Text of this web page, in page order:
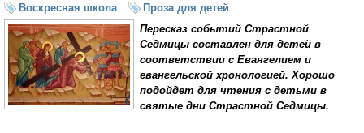
Воскресная школа
Проза для детей
Пересказ событий Страстной
Седмицы составлен для детей в
соответствии с Евангелием и
евангельской хронологией. Хорошо
подойдет для чтения с детьми в
святые дни Страстной Седмицы.